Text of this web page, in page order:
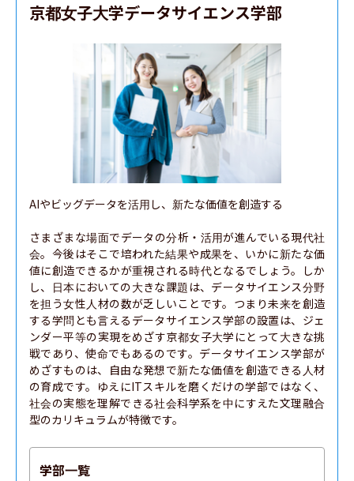
京都女子大学データサイエンス学部
AIやビッグデータを活用し、新たな価値を創造する
さまざまな場面でデータの分析・活用が進んでいる現代社
会。今後はそこで培われた結果や成果を、いかに新たな価
値に創造できるかが重視される時代となるでしょう。しか
し、日本においての大きな課題は、データサイエンス分野
を担う女性人材の数が乏しいことです。つまり未来を創造
する学問とも言えるデータサイエンス学部の設置は、ジェ
ンダー平等の実現をめざす京都女子大学にとって大きな挑
戦であり、使命でもあるのです。データサイエンス学部が
めざすものは、自由な発想で新たな価値を創造できる人材
の育成です。ゆえにITスキルを磨くだけの学部ではなく、
社会の実態を理解できる社会科学系を中にすえた文理融合
型のカリキュラムが特徴です。
学部一覧